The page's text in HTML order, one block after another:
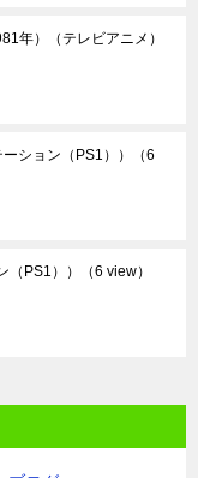
年）（テレビアニメ）
ション（PS1））
（6
（PS1）） （6 view）